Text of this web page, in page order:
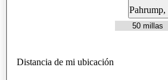
Distancia de mi ubicación